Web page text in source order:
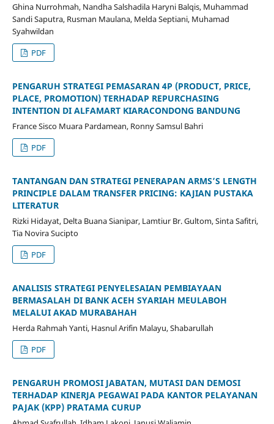
Ghina Nurrohmah, Nandha Salshadila Haryni Balqis, Muhammad
Sandi Saputra, Rusman Maulana, Melda Septiani, Muhamad
Syahwildan
PDF
PENGARUH STRATEGI PEMASARAN 4P (PRODUCT, PRICE,
PLACE, PROMOTION) TERHADAP REPURCHASING
INTENTION DI ALFAMART KIARACONDONG BANDUNG
France Sisco Muara Pardamean, Ronny Samsul Bahri
PDF
TANTANGAN DAN STRATEGI PENERAPAN ARMS’S LENGTH
PRINCIPLE DALAM TRANSFER PRICING: KAJIAN PUSTAKA
LITERATUR
Rizki Hidayat, Delta Buana Sianipar, Lamtiur Br. Gultom, Sinta Safitri,
Tia Novira Sucipto
PDF
ANALISIS STRATEGI PENYELESAIAN PEMBIAYAAN
BERMASALAH DI BANK ACEH SYARIAH MEULABOH
MELALUI AKAD MURABAHAH
Herda Rahmah Yanti, Hasnul Arifin Malayu, Shabarullah
PDF
PENGARUH PROMOSI JABATAN, MUTASI DAN DEMOSI
TERHADAP KINERJA PEGAWAI PADA KANTOR PELAYANAN
PAJAK (KPP) PRATAMA CURUP